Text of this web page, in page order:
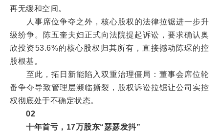
再无缓和空间。
人事席位争夺之外，核心股权的法律拉锯进一步升
级纷争。陈五奎夫妇正式向法院提起诉讼，要求确认奥
欣投资53.6%的核心股权归其所有，直接撼动陈琛的控
股根基。
至此，拓日新能陷入双重治理僵局：董事会席位轮
番争夺导致管理层濒临撕裂，股权诉讼拉锯让公司实控
权彻底处于不确定状态。
02
十年首亏，17万股东“瑟瑟发抖”